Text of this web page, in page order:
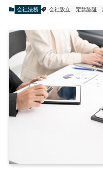
会社法務 会社設立 定款認証